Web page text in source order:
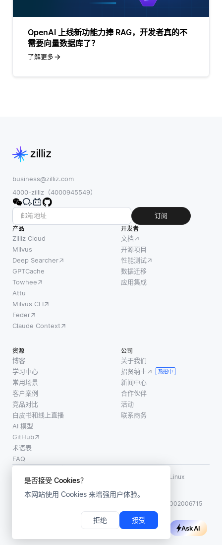
是否接受 Cookies？
本网站使用 Cookies 来增强用户体验。
拒绝 接受
OpenAI 上线新功能力捧 RAG，开发者真的不
需要向量数据库了？
了解更多
business@zilliz.com
4000-zilliz（4000945549）
订阅
产品
Zilliz Cloud
Milvus
Deep Searcher
GPTCache
Towhee
Attu
Milvus CLI
Feder
Claude Context
开发者
文档
开源项目
性能测试
数据迁移
应用集成
资源
博客
学习中心
常用场景
客户案例
竞品对比
白皮书和线上直播
AI 模型
GitHub
术语表
FAQ
公司
关于我们
招贤纳士
热招中
新闻中心
合作伙伴
活动
联系商务
使用条款
LF AI、LF AI & Data、Milvus，以及相关的开源项目名称为 Linux
Foundation 所有商标
版权所有 ©2026 上海赜睿信息科技有限公司保留所有权利
沪公网安备31011002006715
Ask AI